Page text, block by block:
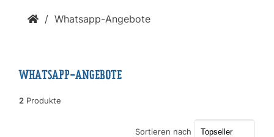
Nassfutter
/ Whatsapp-Angebote
WHATSAPP-ANGEBOTE
2 Produkte
Sortieren nach